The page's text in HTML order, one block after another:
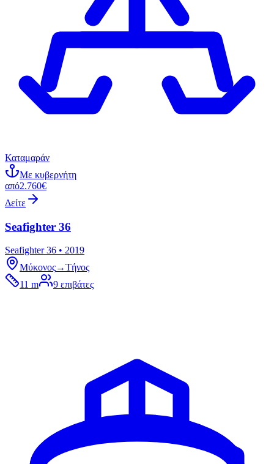
Καταμαράν
Με κυβερνήτη
από2.760€
Δείτε
Seafighter 36
Seafighter 36 • 2019
Μύκονος→Τήνος
11 m
9 επιβάτες